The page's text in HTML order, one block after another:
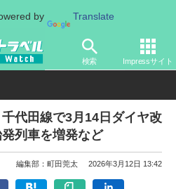
by Translate
検索 Impressサイト
官庁 鉄道 関東私鉄
代田線で3月14日ダイヤ改
列車を増発など
編集部：町田莞太 2026年3月12日 13:42